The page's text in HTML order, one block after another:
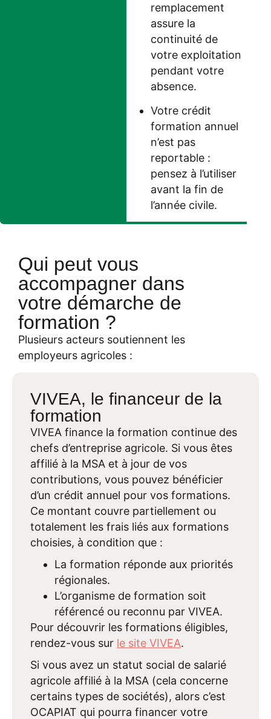
remplacement
assure la
continuité de
votre exploitation
pendant votre
absence.
Votre crédit
formation annuel
n’est pas
reportable :
pensez à l’utiliser
avant la fin de
l’année civile.
Qui peut vous
accompagner dans
votre démarche de
formation ?
Plusieurs acteurs soutiennent les
employeurs agricoles :
VIVEA, le financeur de la
formation
VIVEA finance la formation continue des
chefs d’entreprise agricole. Si vous êtes
affilié à la MSA et à jour de vos
contributions, vous pouvez bénéficier
d’un crédit annuel pour vos formations.
Ce montant couvre partiellement ou
totalement les frais liés aux formations
choisies, à condition que :
La formation réponde aux priorités
régionales.
L’organisme de formation soit
référencé ou reconnu par VIVEA.
Pour découvrir les formations éligibles,
rendez-vous sur le site VIVEA.
Si vous avez un statut social de salarié
agricole affilié à la MSA (cela concerne
certains types de sociétés), alors c’est
OCAPIAT qui pourra financer votre